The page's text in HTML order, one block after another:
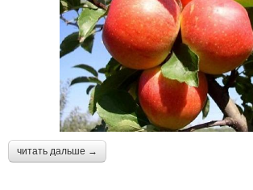
читать дальше →